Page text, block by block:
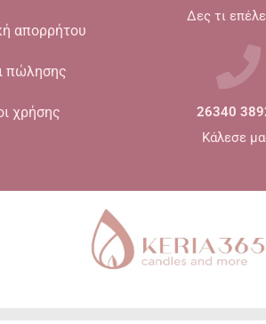
απορρήτου
πώλησης
χρήσης
Δες τι
26340
Κάλεσε